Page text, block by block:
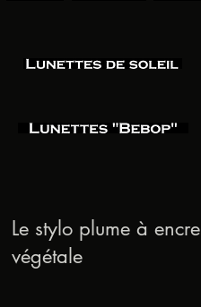
Le stylo plume à encre
végétale